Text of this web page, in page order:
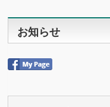
お知らせ